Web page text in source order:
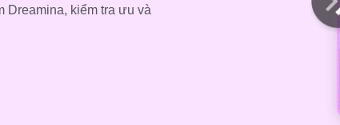
Dreamina, kiểm tra ưu và